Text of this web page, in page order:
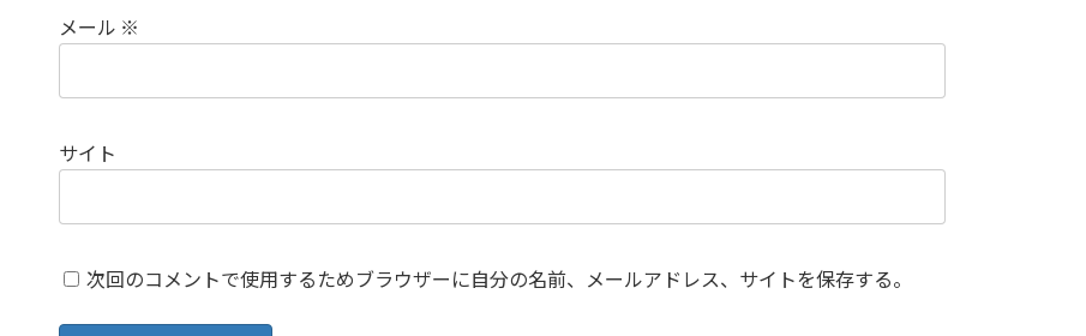
メール ※
サイト
次回のコメントで使用するためブラウザーに自分の名前、メールアドレス、サイトを保存する。